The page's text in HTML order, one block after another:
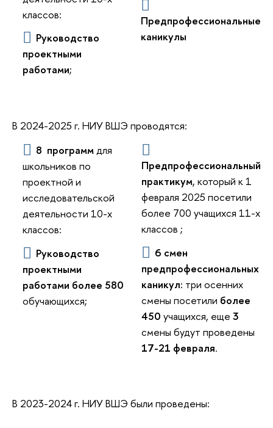
классов:
Руководство
проектными
работами;
Предпрофессиональные
каникулы
В 2024-2025 г. НИУ ВШЭ проводятся:
8 программдля
школьников по
проектной и
исследовательской
деятельности 10-х
классов:
Руководство
проектными
работами более 580
обучающихся;
Предпрофессиональный
практикум, который к 1
февраля 2025 посетили
более 700 учащихся 11-х
классов ;
6 смен
предпрофессиональных
каникул: три осенних
смены посетили более
450 учащихся, еще 3
смены будут проведены
17-21 февраля.
В 2023-2024 г. НИУ ВШЭ были проведены: